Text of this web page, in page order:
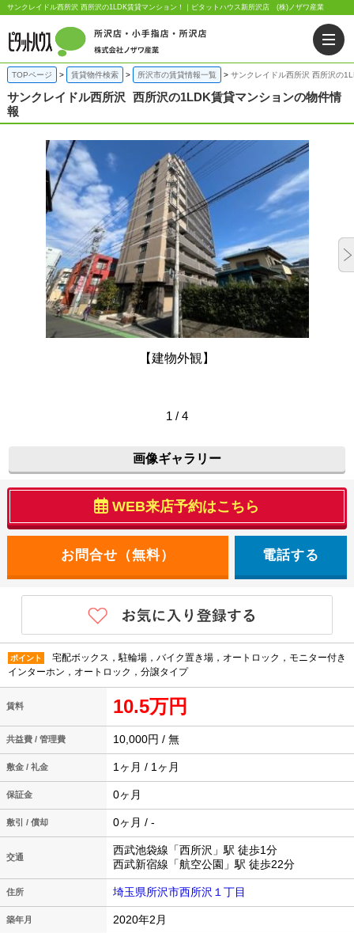
サンクレイドル西所沢 西所沢の1LDK賃貸マンション！｜ピタットハウス新所沢店 (株)ノザワ産業
TOPページ 賃貸物件検索 所沢市の賃貸情報一覧 サンクレイドル西所沢 西所沢の
サンクレイドル西所沢 西所沢の1LDK賃貸マンションの物件情
報
【建物外観】
1 / 4
画像ギャラリー
WEB来店予約はこちら
電話する
ポイント
宅配ボックス，駐輪場，バイク置き場，オートロック，モニター付き
インターホン，オートロック，分譲タイプ
賃料 10.5万円
共益費 / 管理費 10,000円 / 無
敷金 / 礼金 1ヶ月 / 1ヶ月
保証金 0ヶ月
敷引 / 償却 0ヶ月 / -
交通
西武池袋線「西所沢」駅 徒歩1分
西武新宿線「航空公園」駅 徒歩22分
住所 埼玉県所沢市西所沢１丁目
築年月 2020年2月